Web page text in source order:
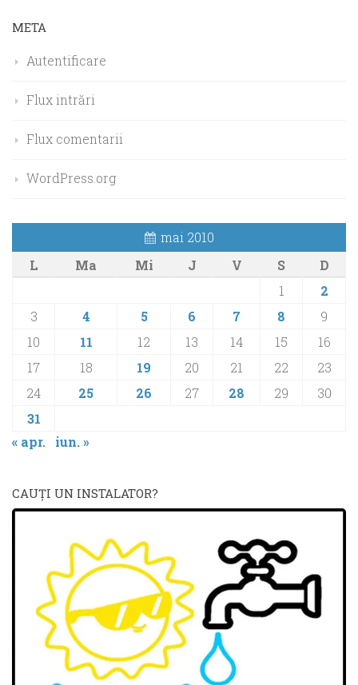
META
Autentificare
Flux intrări
Flux comentarii
WordPress.org
mai 2010
L
Ma Mi J V S
D
1
2
3
4 5 6 7 8
9
10
11 12 13 14 15
16
17
18 19 20 21 22
23
24
25 26 27 28 29
30
31
« apr.
iun. »
CAUŢI UN INSTALATOR?